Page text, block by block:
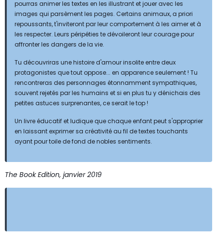
pourras animer les textes en les illustrant et jouer avec les
images qui parsèment les pages. Certains animaux, a priori
repoussants, t'inviteront par leur comportement à les aimer et à
les respecter. Leurs péripéties te dévoileront leur courage pour
affronter les dangers de la vie.
Tu découvriras une histoire d'amour insolite entre deux
protagonistes que tout oppose... en apparence seulement ! Tu
rencontreras des personnages étonnamment sympathiques,
souvent rejetés par les humains et si en plus tu y dénichais des
petites astuces surprenantes, ce serait le top !
Un livre éducatif et ludique que chaque enfant peut s'approprier
en laissant exprimer sa créativité au fil de textes touchants
ayant pour toile de fond de nobles sentiments.
The Book Edition, janvier 2019